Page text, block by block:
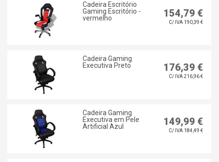
Cadeira Escritório
Gaming Escritório -
vermelho
154,79 €
C/ IVA 190,39 €
Cadeira Gaming
Executiva Preto
176,39 €
C/ IVA 216,96 €
Cadeira Gaming
Executiva em Pele
Artificial Azul
149,99 €
C/ IVA 184,49 €